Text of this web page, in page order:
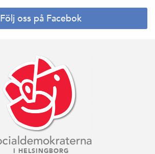
Följ oss på Facebok
I HELSINGBORG